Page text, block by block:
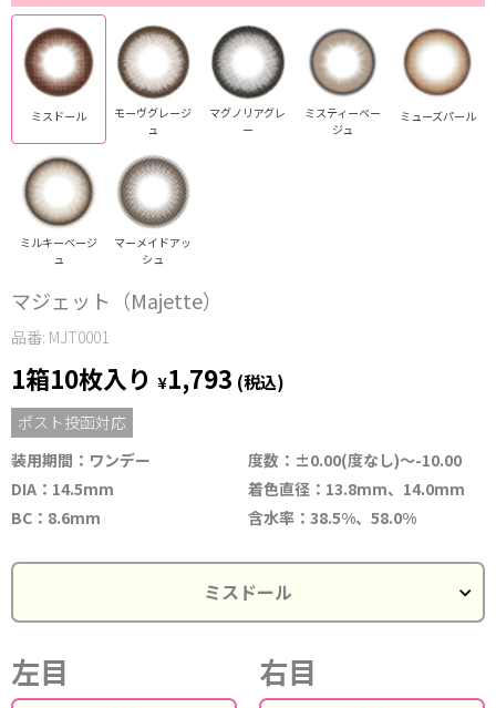
ミスドール
モーヴグレージ
ュ
マグノリアグレ
ー
ミスティーベー
ジュ
ミューズパール
ミルキーベージ
ュ
マーメイドアッ
シュ
マジェット（Majette）
品番: MJT0001
1箱10枚入り ¥1,793 (税込)
ポスト投函対応
装用期間：ワンデー
度数：±0.00(度なし)～-10.00
DIA：14.5mm
着色直径：13.8mm、14.0mm
BC：8.6mm
含水率：38.5%、58.0%
左目 右目